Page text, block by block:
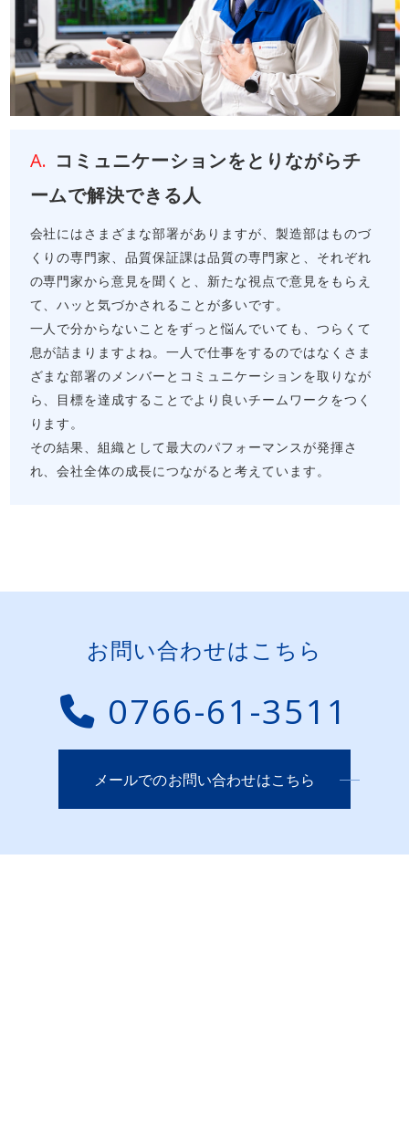
コミュニケーションをとりながらチ
ームで解決できる人
会社にはさまざまな部署がありますが、製造部はものづ
くりの専門家、品質保証課は品質の専門家と、それぞれ
の専門家から意見を聞くと、新たな視点で意見をもらえ
て、ハッと気づかされることが多いです。
一人で分からないことをずっと悩んでいても、つらくて
息が詰まりますよね。一人で仕事をするのではなくさま
ざまな部署のメンバーとコミュニケーションを取りなが
ら、目標を達成することでより良いチームワークをつく
ります。
その結果、組織として最大のパフォーマンスが発揮さ
れ、会社全体の成長につながると考えています。
お問い合わせはこちら
0766-61-3511
メールでのお問い合わせはこちら